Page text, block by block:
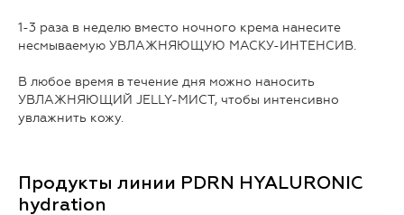
1-3 раза в неделю вместо ночного крема нанесите
несмываемую УВЛАЖНЯЮЩУЮ МАСКУ-ИНТЕНСИВ.
В любое время в течение дня можно наносить
УВЛАЖНЯЮЩИЙ JELLY-МИСТ, чтобы интенсивно
увлажнить кожу.
Продукты линии PDRN HYALURONIC
hydration